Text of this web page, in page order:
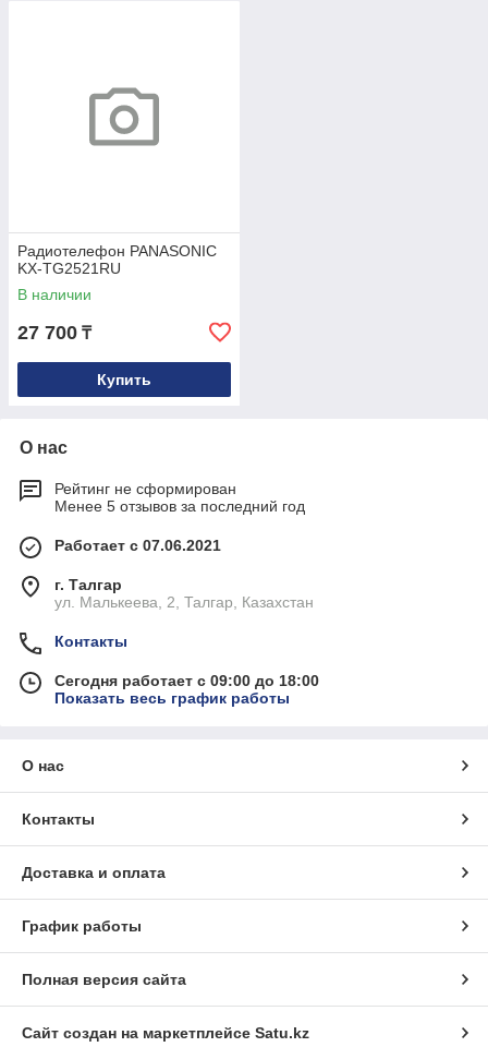
Радиотелефон PANASONIC
KX-TG2521RU
В наличии
27 700 ₸
Купить
О нас
Рейтинг не сформирован
Менее 5 отзывов за последний год
Работает с 07.06.2021
г. Талгар
ул. Малькеева, 2, Талгар, Казахстан
Контакты
Сегодня работает с 09:00 до 18:00
Показать весь график работы
О нас
Контакты
Доставка и оплата
График работы
Полная версия сайта
Сайт создан на маркетплейсе Satu.kz